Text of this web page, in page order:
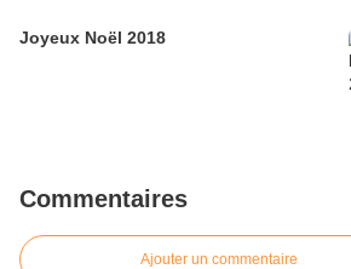
Joyeux Noël 2018
Commentaires
Ajouter un commentaire